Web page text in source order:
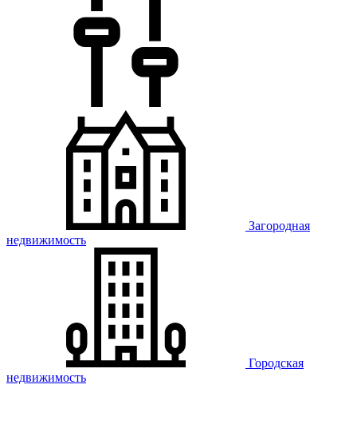
Загородная
недвижимость
Городская
недвижимость